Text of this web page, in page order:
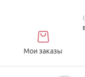
Мои заказы